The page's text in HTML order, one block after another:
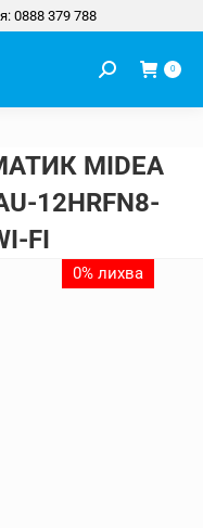
0888 379 788
Search: 0
MIDEA
12HRFN8-
FI
0% лихва